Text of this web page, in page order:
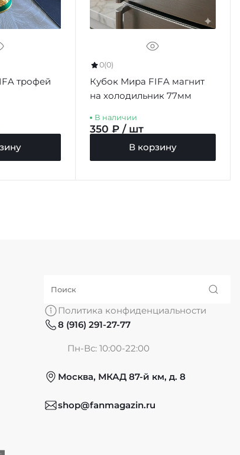
трофей
0(0)
Кубок Мира FIFA магнит
на холодильник 77мм
В наличии
350 ₽ / шт
В корзину
Политика конфиденциальности
8 (916) 291-27-77
Пн-Вс: 10:00-22:00
Москва, МКАД 87-й км, д. 8
shop@fanmagazin.ru